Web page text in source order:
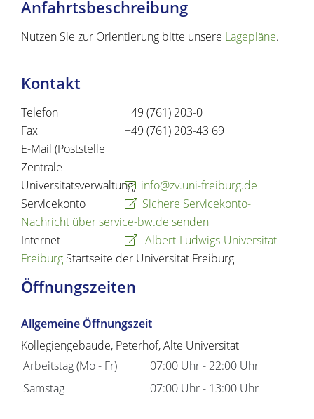
Anfahrtsbeschreibung
Nutzen Sie zur Orientierung bitte unsere Lagepläne.
Kontakt
Telefon
+49 (761) 203-0
Fax
+49 (761) 203-43 69
E-Mail (Poststelle
Zentrale
Universitätsverwaltung) info@zv.uni-freiburg.de
Servicekonto
Sichere Servicekonto-
Nachricht über service-bw.de senden
Internet
Albert-Ludwigs-Universität
Freiburg Startseite der Universität Freiburg
Öffnungszeiten
Allgemeine Öffnungszeit
Kollegiengebäude, Peterhof, Alte Universität
Arbeitstag (Mo - Fr)
07:00 Uhr- 22:00 Uhr
Samstag
07:00 Uhr- 13:00 Uhr